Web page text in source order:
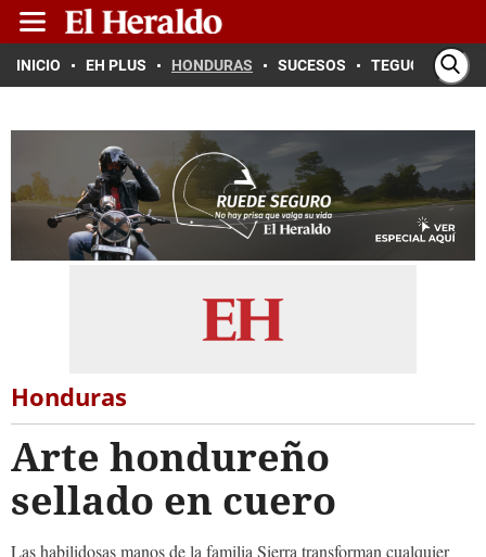
INICIO EH PLUS HONDURAS SUCESOS TEGUCIGALPA
Honduras
Arte hondureño
sellado en cuero
Las habilidosas manos de la familia Sierra transforman cualquier